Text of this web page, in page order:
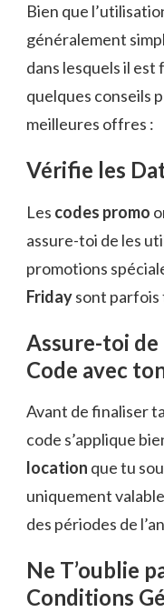
Bien que
généralement
dans lesquels il est
quelques conseils
meilleures offres :
Vérifie les
Les codes promo
assure-toi de les
promotions
Fridaysont
Assure-toi
Code avec
Avant de finaliser
code s’applique
location que tu
uniquement
des périodes de
Ne T’oublie
Conditions